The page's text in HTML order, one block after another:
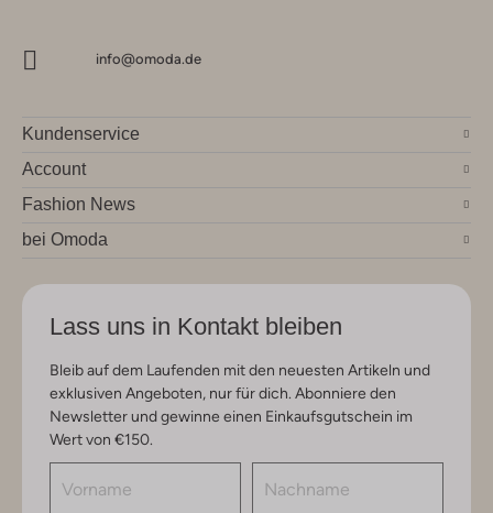
info@omoda.de
Kundenservice
Account
Fashion News
bei Omoda
Lass uns in Kontakt bleiben
Bleib auf dem Laufenden mit den neuesten Artikeln und
exklusiven Angeboten, nur für dich. Abonniere den
Newsletter und gewinne einen Einkaufsgutschein im
Wert von €150.